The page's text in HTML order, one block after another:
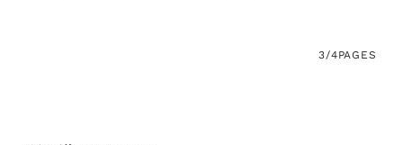
3/4PAGES